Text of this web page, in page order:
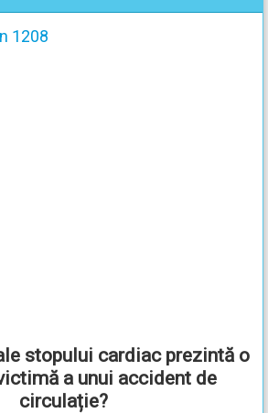
1208
stopului cardiac prezintă o
a unui accident de
circulație?